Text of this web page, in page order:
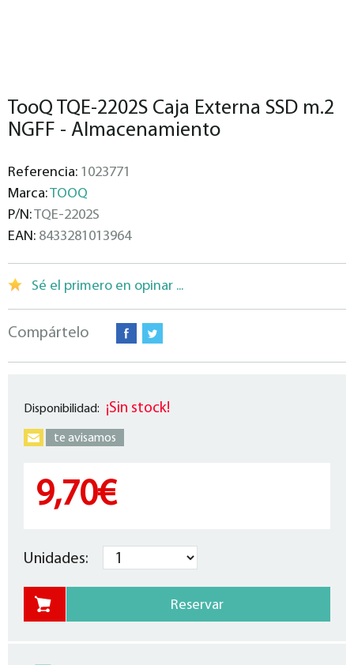
TooQ TQE-2202S Caja Externa SSD m.2
NGFF - Almacenamiento
Referencia: 1023771
Marca:TOOQ
P/N:TQE-2202S
EAN: 8433281013964
Sé el primero en opinar ...
Compártelo
Disponibilidad: ¡Sin stock!
te avisamos
9,70€
Unidades: